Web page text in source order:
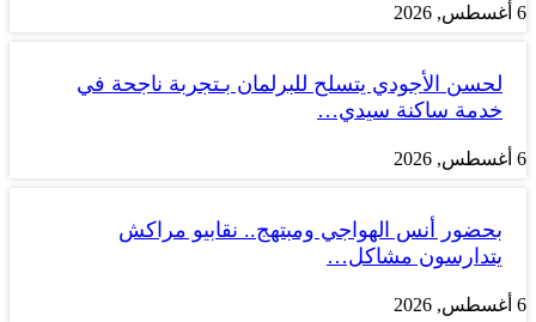
6 أغسطس, 2026
لحسن الأجودي يتسلح للبرلمان بـتجربة ناجحة في
خدمة ساكنة سيدي…
6 أغسطس, 2026
بحضور أنس الهواجي ومبتهج.. نقابيو مراكش
يتدارسون مشاكل…
6 أغسطس, 2026